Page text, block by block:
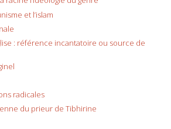
et l’islam
: référence incantatoire ou source de
radicales
du prieur de Tibhirine